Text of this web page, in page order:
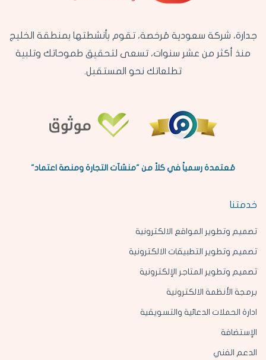
جدارة، شركة سعودية مُرخصة، تقوم بأنشطتها بمنطقة الخليج
منذ أكثر من عشر سنوات، تسعى لتحقيق طموحاتك وتلبية
تطلعاتك نحو المستقبل.
مُعتمدة رسمياً في كلاً من "منشآت التجارة ومنصة اعتماد"
خدمتنا
تصميم وتطوير المواقع الالكترونية
تصميم وتطوير التطبيقات الالكترونية
تصميم وتطوير المتاجر الإلكترونية
برمجة الأنظمة الالكترونية
ادارة الحملات الدعائية والتسويقية
الإستضافة
الدعم الفني